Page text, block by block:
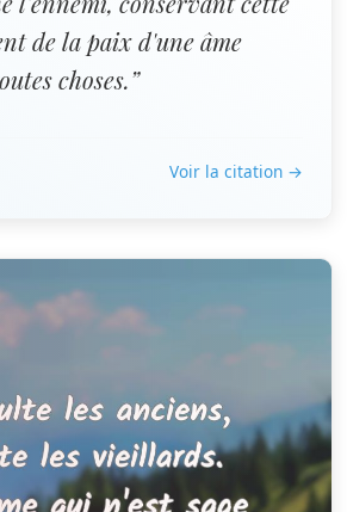
de la paix d'une âme
choses.”
Voir la citation →